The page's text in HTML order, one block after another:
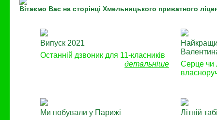
Вітаємо Вас на сторінці Хмельницького приватного
Випуск 2021
Останній дзвоник для 11-класників
детальніше
Серце чи
Ми побували у Парижі
Літній